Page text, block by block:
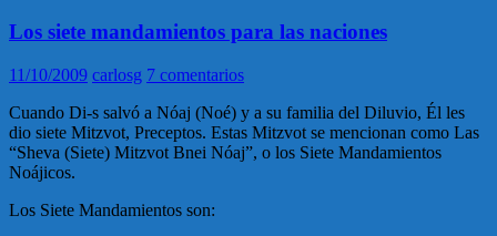
Los siete mandamientos para las naciones
11/10/2009 carlosg 7 comentarios
Cuando Di-s salvó a Nóaj (Noé) y a su familia del Diluvio, Él les
dio siete Mitzvot, Preceptos. Estas Mitzvot se mencionan como Las
“Sheva (Siete) Mitzvot Bnei Nóaj”, o los Siete Mandamientos
Noájicos.
Los Siete Mandamientos son: